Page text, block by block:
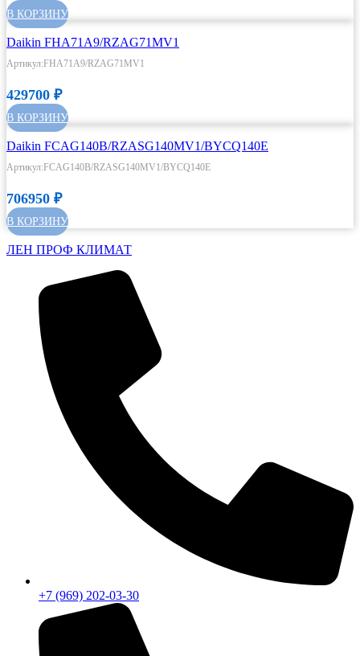
В КОРЗИНУ
Daikin FHA71A9/RZAG71MV1
Артикул:FHA71A9/RZAG71MV1
429700 ₽
В КОРЗИНУ
Daikin FCAG140B/RZASG140MV1/BYCQ140E
Артикул:FCAG140B/RZASG140MV1/BYCQ140E
706950 ₽
В КОРЗИНУ
ЛЕН ПРОФ КЛИМАТ
+7 (969) 202-03-30